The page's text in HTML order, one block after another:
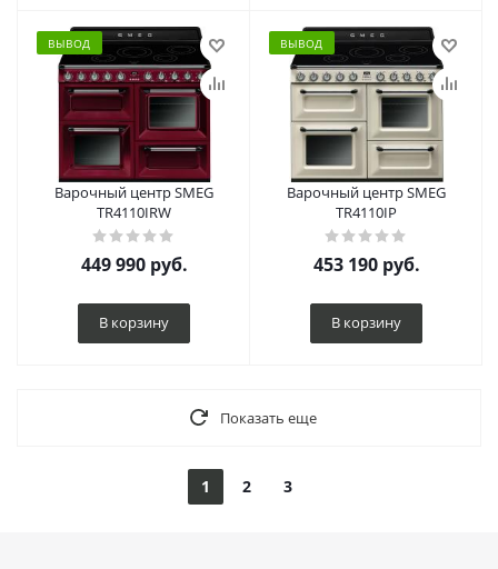
ВЫВОД
Варочный центр SMEG
TR4110IRW
449 990руб.
В корзину
ВЫВОД
Варочный центр SMEG
TR4110IP
453 190руб.
В корзину
Показать еще
1 2 3